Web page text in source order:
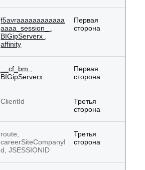
f5avraaaaaaaaaaaa
aaaa_session_
BIGipServerx
affinity
Первая
сторона
__cf_bm
BIGipServerx
Первая
сторона
ClientId
Третья
сторона
route,
careerSiteCompanyI
d, JSESSIONID
Третья
сторона